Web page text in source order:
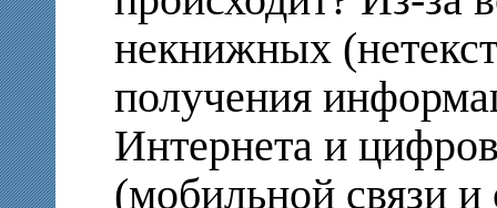
некнижных
получения
Интернета и
(мобильной связи